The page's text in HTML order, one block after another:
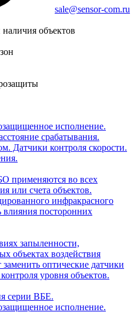
sale@sensor-com.ru
объектов
исполнение.
срабатывания.
Датчики контроля скорости.
применяются во всех
или счета объектов.
инфракрасного
влияния посторонних
запыленности,
объектах воздействия
оптические датчики
уровня объектов.
серии ВБЕ.
исполнение.